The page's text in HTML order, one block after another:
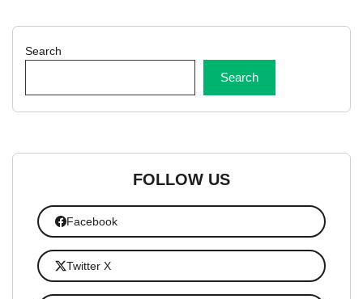
Search
Search
FOLLOW US
Facebook
Twitter X